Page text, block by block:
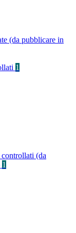
(da pubblicare in
1
(da
1